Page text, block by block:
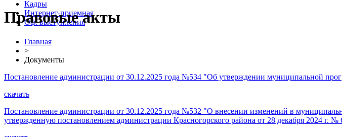
Кадры
Интернет-приемная
Оф. выступления
Правовые акты
Главная
>
Документы
Постановление администрации от 30.12.2025 года №534 "Об утверждении муниципальной
скачать
Постановление администрации от 30.12.2025 года №532 "О внесении изменений в
утвержденную постановлением администрации Красногорского района от 28 декабря 2024 г. №